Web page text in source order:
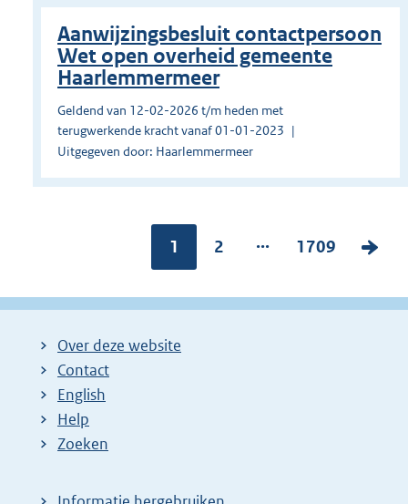
Aanwijzingsbesluit contactpersoon
Wet open overheid gemeente
Haarlemmermeer
Geldend van 12-02-2026 t/m heden met
terugwerkende kracht vanaf 01-01-2023
Uitgegeven door: Haarlemmermeer
Pagina:
1
P
g
2 ...
P
g
1709
V
l
Over deze website
Contact
English
Help
Zoeken